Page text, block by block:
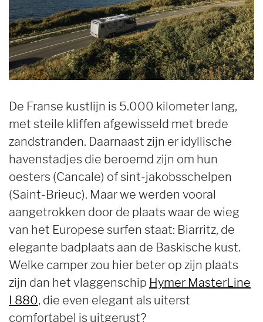
De Franse kustlijn is 5.000 kilometer lang,
met steile kliffen afgewisseld met brede
zandstranden. Daarnaast zijn er idyllische
havenstadjes die beroemd zijn om hun
oesters (Cancale) of sint-jakobsschelpen
(Saint-Brieuc). Maar we werden vooral
aangetrokken door de plaats waar de wieg
van het Europese surfen staat: Biarritz, de
elegante badplaats aan de Baskische kust.
Welke camper zou hier beter op zijn plaats
zijn dan het vlaggenschip Hymer MasterLine
I 880, die even elegant als uiterst
comfortabel is uitgerust?